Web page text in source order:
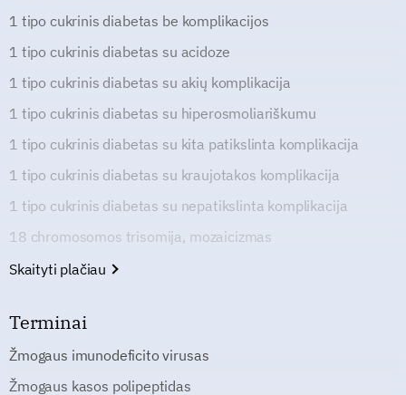
1 tipo cukrinis diabetas be komplikacijos
1 tipo cukrinis diabetas su acidoze
1 tipo cukrinis diabetas su akių komplikacija
1 tipo cukrinis diabetas su hiperosmoliariškumu
1 tipo cukrinis diabetas su kita patikslinta komplikacija
1 tipo cukrinis diabetas su kraujotakos komplikacija
1 tipo cukrinis diabetas su nepatikslinta komplikacija
18 chromosomos trisomija, mozaicizmas
Skaityti plačiau
Terminai
Žmogaus imunodeficito virusas
Žmogaus kasos polipeptidas